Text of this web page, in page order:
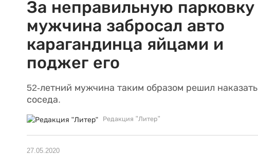
За неправильную парковку
мужчина забросал авто
карагандинца яйцами и
поджег его
52-летний мужчина таким образом решил наказать
соседа.
Редакция "Литер"
27.05.2020